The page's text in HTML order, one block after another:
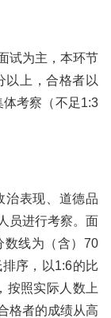
试为主，本环节
以上，合格者以
考察（不足1:3
治表现、道德品
员进行考察。面
数线为（含）70
序，以1:6的比
按照实际人数上
格者的成绩从高